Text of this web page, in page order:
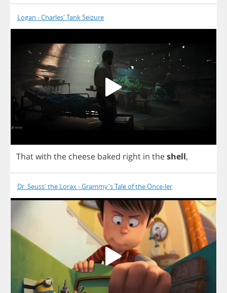
Logan - Charles' Tank Seizure
Thatwith the cheese baked right in theshell,
Dr. Seuss' the Lorax - Grammy's Tale of the Once-ler